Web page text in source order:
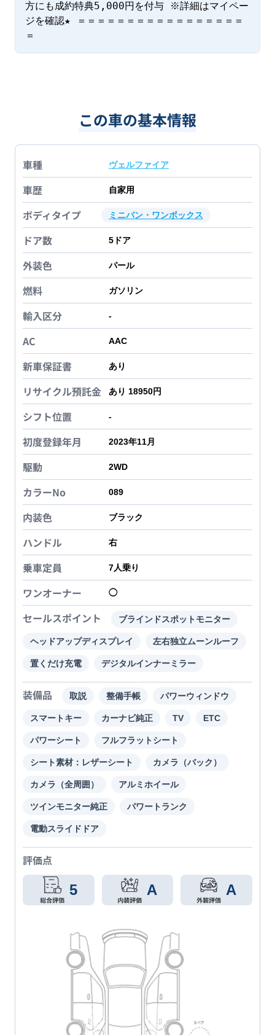
方にも成約特典5,000円を付与 ※詳細はマイペー
ジを確認★ ＝＝＝＝＝＝＝＝＝＝＝＝＝＝＝＝＝
＝
この車の基本情報
車種 ヴェルファイア
車歴 自家用
ボディタイプ ミニバン・ワンボックス
ドア数 5 ドア
外装色 パール
燃料 ガソリン
輸入区分 -
AC AAC
新車保証書 あり
リサイクル預託金 あり 18950円
シフト位置 -
初度登録年月 2023年11月
駆動 2WD
カラーNo 089
内装色 ブラック
ハンドル 右
乗車定員 7人乗り
ワンオーナー ◯
セールスポイント ブラインドスポットモニター
ヘッドアップディスプレイ 左右独立ムーンルーフ
置くだけ充電 デジタルインナーミラー
装備品 取説 整備手帳 パワーウィンドウ
スマートキー カーナビ純正 TV ETC
パワーシート フルフラットシート
シート素材：レザーシート カメラ（バック）
カメラ（全周囲） アルミホイール
ツインモニター純正 パワートランク
電動スライドドア
評価点
5 A A